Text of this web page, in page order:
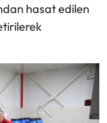
hasat edilen